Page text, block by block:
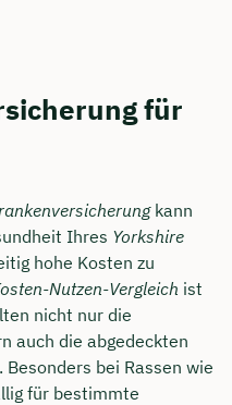
für
kann
Ihres Yorkshire
hohe Kosten zu
Nutzen-Vergleich ist
nicht nur die
auch die abgedeckten
bei Rassen wie
für bestimmte